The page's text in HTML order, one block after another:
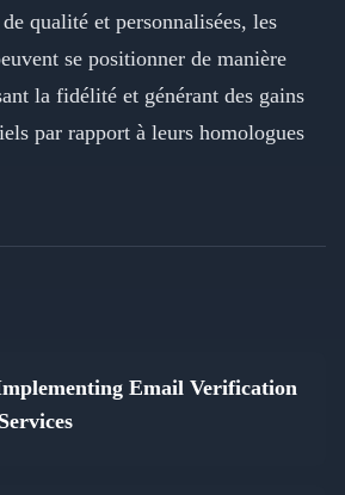
qualité et personnalisées, les
se positionner de manière
la fidélité et générant des gains
par rapport à leurs homologues
Email Verification